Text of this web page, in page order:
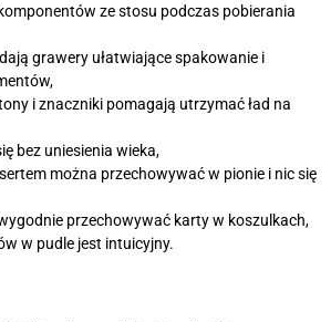
ze stosu podczas pobierania
grawery ułatwiające spakowanie i
i znaczniki pomagają utrzymać ład na
bez uniesienia wieka,
można przechowywać w pionie i nic się
przechowywać karty w koszulkach,
w pudle jest intuicyjny.